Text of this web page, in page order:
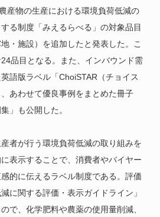
産物の生産における環境負荷低減の
る制度「みえるらべる」の対象品目
・施設）を追加したと発表した。こ
品目となる。また、インバウンド需
語版ラベル「ChoiSTAR（チョイス
あわせて優良事例をまとめた冊子
」も公開した。
産者が行う環境負荷低減の取り組みを
表示することで、消費者やバイヤー
的に伝えるラベル制度である。評価
に関する評価・表示ガイドライン」
で、化学肥料や農薬の使用量削減、